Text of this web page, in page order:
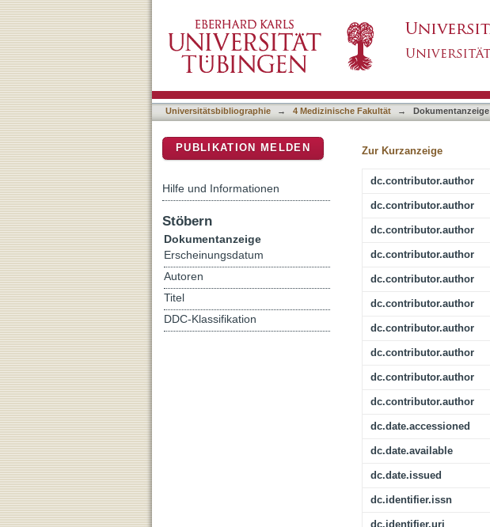
Universitätsbibliographie → 4 Medizinische Fakultät → Dokumentanzeige
Zur Kurzanzeige
dc.contributor.author
dc.contributor.author
dc.contributor.author
dc.contributor.author
dc.contributor.author
dc.contributor.author
dc.contributor.author
dc.contributor.author
dc.contributor.author
dc.contributor.author
dc.date.accessioned
dc.date.available
dc.date.issued
dc.identifier.issn
dc.identifier.uri
PUBLIKATION MELDEN
Hilfe und Informationen
Stöbern
Dokumentanzeige
Erscheinungsdatum
Autoren
Titel
DDC-Klassifikation